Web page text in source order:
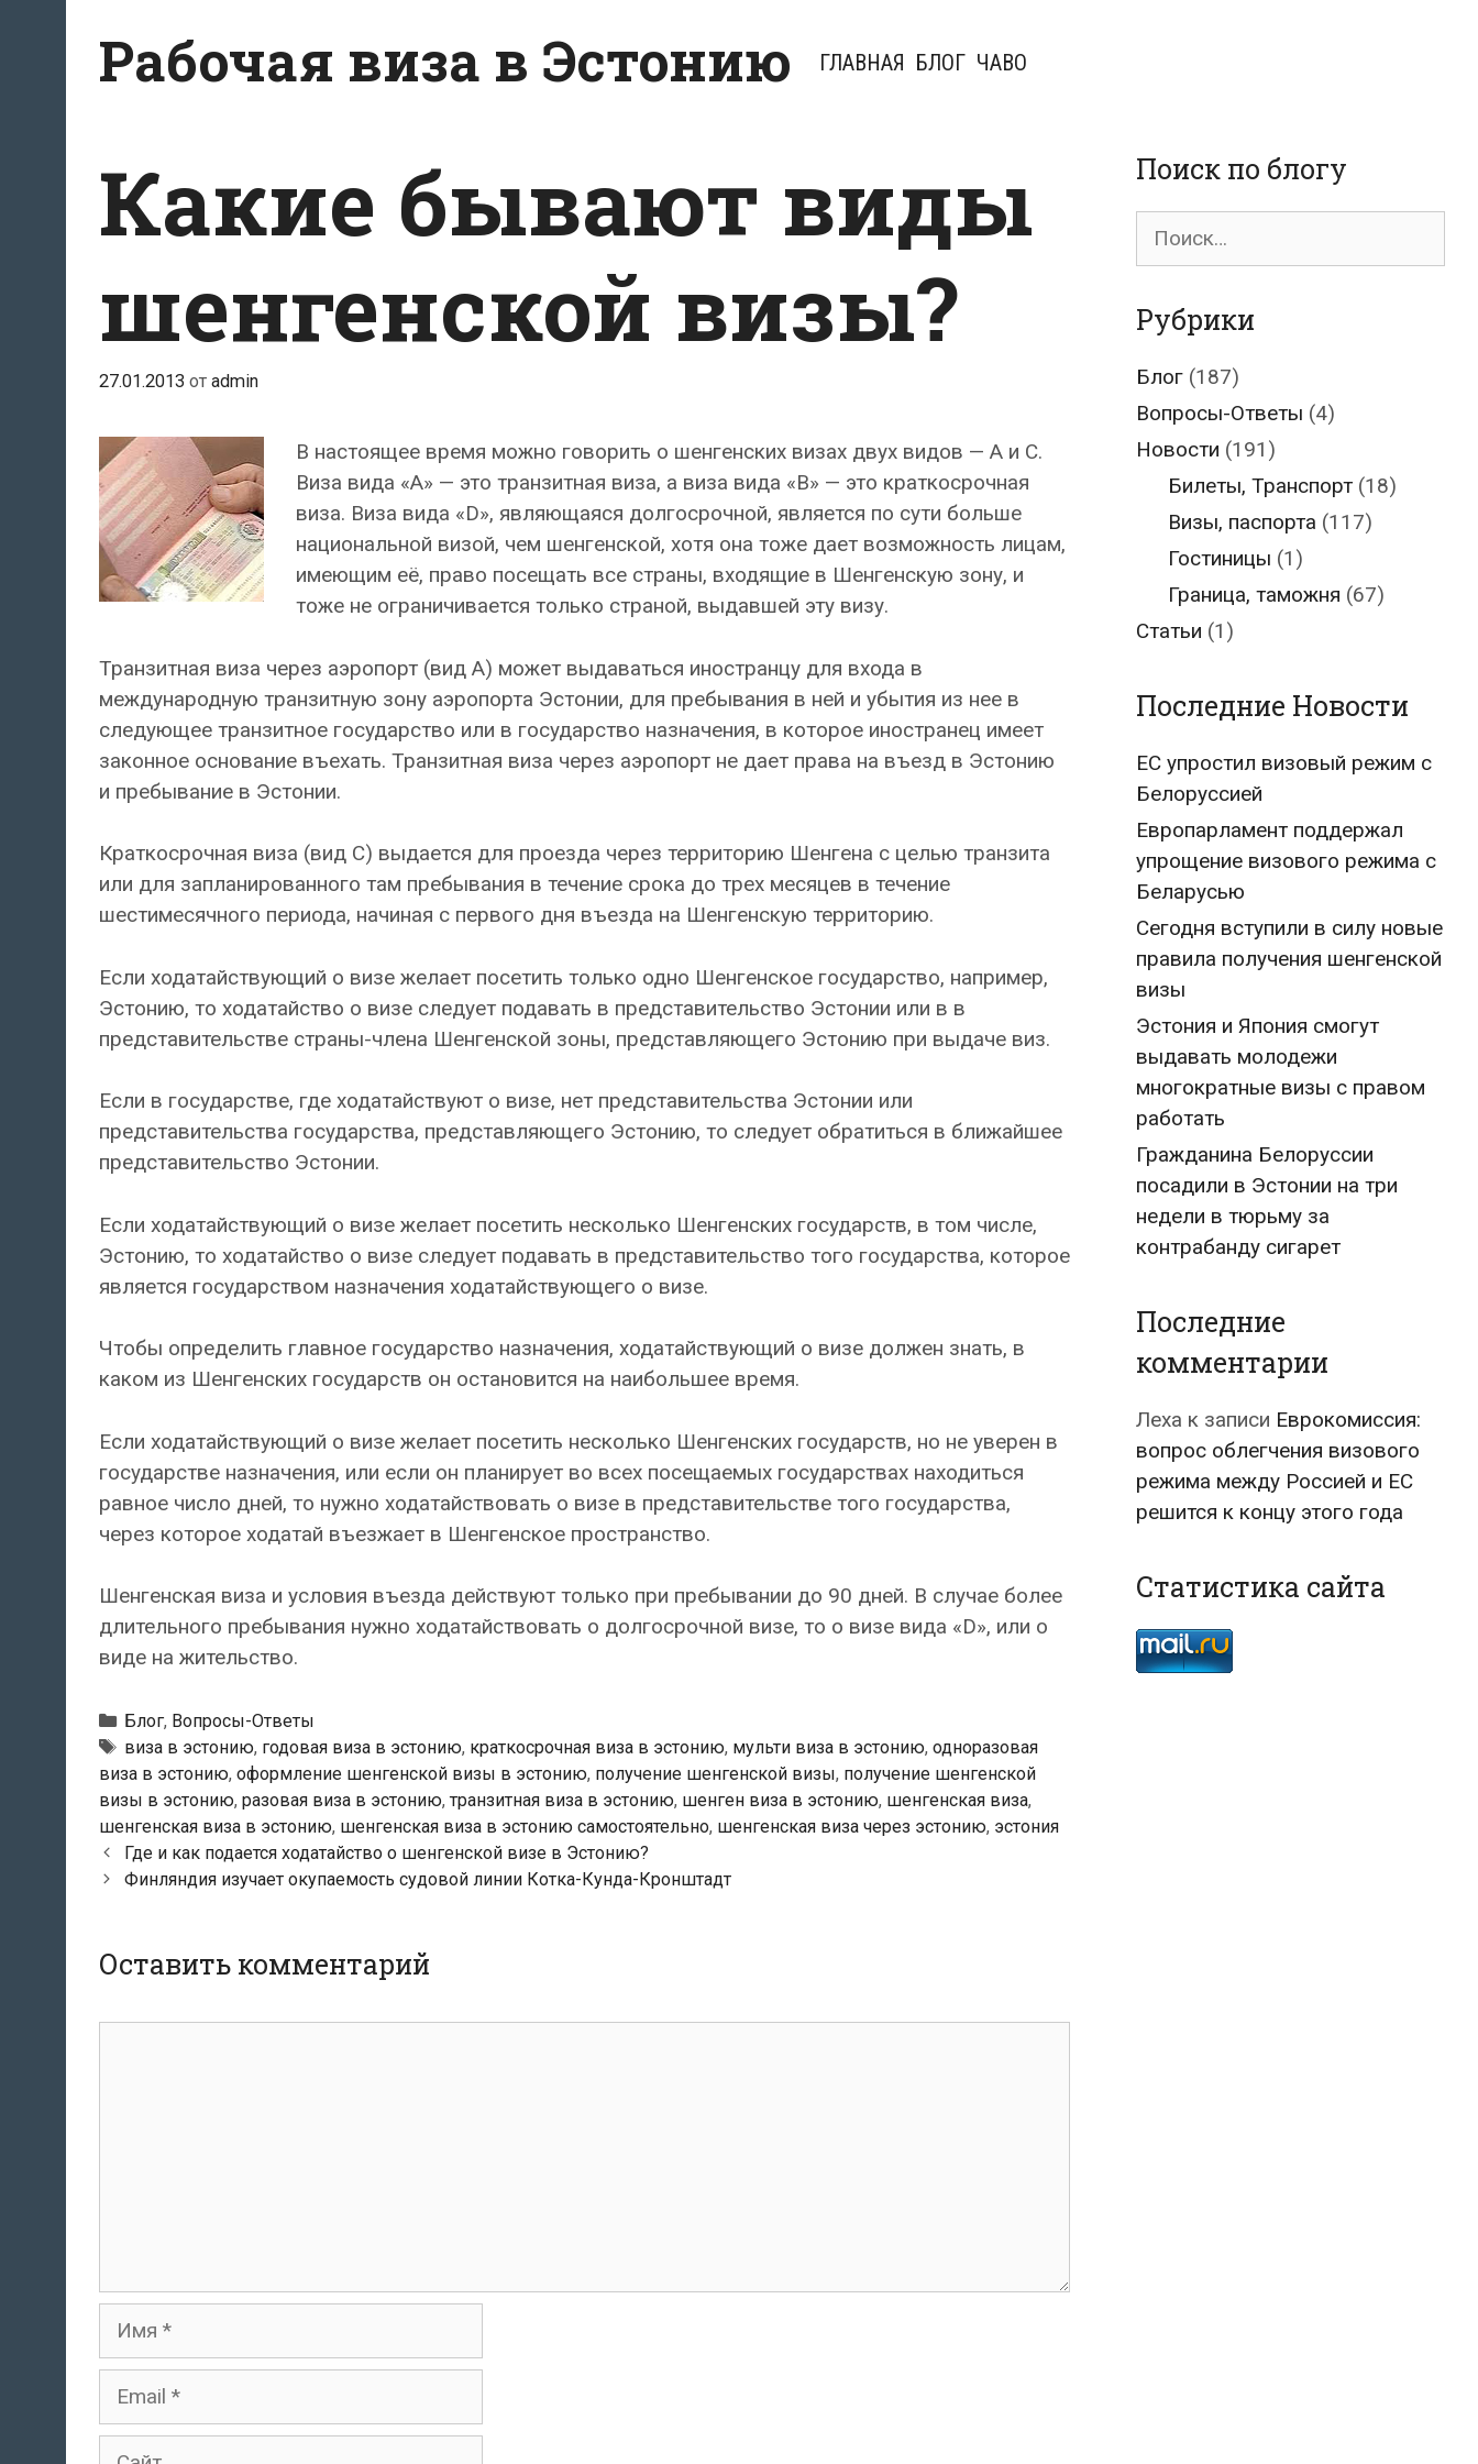
содержимому
Рабочая виза в Эстонию ГЛАВНАЯ БЛОГ ЧАВО
Какие бывают виды
шенгенской визы?
27.01.2013 от admin
В настоящее время можно говорить о шенгенских визах двух видов — A и C.
Виза вида «A» — это транзитная виза, а виза вида «B» — это краткосрочная
виза. Виза вида «D», являющаяся долгосрочной, является по сути больше
национальной визой, чем шенгенской, хотя она тоже дает возможность лицам,
имеющим её, право посещать все страны, входящие в Шенгенскую зону, и
тоже не ограничивается только страной, выдавшей эту визу.
Транзитная виза через аэропорт (вид А) может выдаваться иностранцу для входа в
международную транзитную зону аэропорта Эстонии, для пребывания в ней и убытия из нее в
следующее транзитное государство или в государство назначения, в которое иностранец имеет
законное основание въехать. Транзитная виза через аэропорт не дает права на въезд в Эстонию
и пребывание в Эстонии.
Краткосрочная виза (вид С) выдается для проезда через территорию Шенгена с целью транзита
или для запланированного там пребывания в течение срока до трех месяцев в течение
шестимесячного периода, начиная с первого дня въезда на Шенгенскую территорию.
Если ходатайствующий о визе желает посетить только одно Шенгенское государство, например,
Эстонию, то ходатайство о визе следует подавать в представительство Эстонии или в в
представительстве страны-члена Шенгенской зоны, представляющего Эстонию при выдаче виз.
Если в государстве, где ходатайствуют о визе, нет представительства Эстонии или
представительства государства, представляющего Эстонию, то следует обратиться в ближайшее
представительство Эстонии.
Если ходатайствующий о визе желает посетить несколько Шенгенских государств, в том числе,
Эстонию, то ходатайство о визе следует подавать в представительство того государства, которое
является государством назначения ходатайствующего о визе.
Чтобы определить главное государство назначения, ходатайствующий о визе должен знать, в
каком из Шенгенских государств он остановится на наибольшее время.
Если ходатайствующий о визе желает посетить несколько Шенгенских государств, но не уверен в
государстве назначения, или если он планирует во всех посещаемых государствах находиться
равное число дней, то нужно ходатайствовать о визе в представительстве того государства,
через которое ходатай въезжает в Шенгенское пространство.
Шенгенская виза и условия въезда действуют только при пребывании до 90 дней. В случае более
длительного пребывания нужно ходатайствовать о долгосрочной визе, то о визе вида «D», или о
виде на жительство.
Рубрики
Блог, Вопросы-Ответы
Метки
виза в эстонию, годовая виза в эстонию, краткосрочная виза в эстонию, мульти виза в эстонию, одноразовая
виза в эстонию, оформление шенгенской визы в эстонию, получение шенгенской визы, получение шенгенской
визы в эстонию, разовая виза в эстонию,транзитная виза в эстонию, шенген виза в эстонию, шенгенская виза,
шенгенская виза в эстонию, шенгенская виза в эстонию самостоятельно, шенгенская виза через эстонию, эстония
Навигация
по
Где и как подается ходатайство о шенгенской визе в Эстонию?
Финляндия изучает окупаемость судовой линии Котка-Кунда-Кронштадт
Оставить комментарий
Имя
Email
Сайт
Поиск по блогу
Поиск
Рубрики
Блог (187)
Вопросы-Ответы (4)
Новости (191)
Билеты, Транспорт(18)
Визы, паспорта (117)
Гостиницы (1)
Граница, таможня (67)
Статьи (1)
Последние Новости
ЕС упростил визовый режим с
Белоруссией
Европарламент поддержал
упрощение визового режима с
Беларусью
Сегодня вступили в силу новые
правила получения шенгенской
визы
Эстония и Япония смогут
выдавать молодежи
многократные визы с правом
работать
Гражданина Белоруссии
посадили в Эстонии на три
недели в тюрьму за
контрабанду сигарет
Последние
комментарии
Леха к записи Еврокомиссия:
вопрос облегчения визового
режима между Россией и ЕС
решится к концу этого года
Статистика сайта